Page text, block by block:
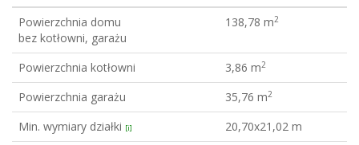
Powierzchnia domu
bez kotłowni, garażu
138,78 m2
Powierzchnia kotłowni 3,86 m2
Powierzchnia garażu 35,76 m2
Min. wymiary działki [i]
20,70x21,02 m